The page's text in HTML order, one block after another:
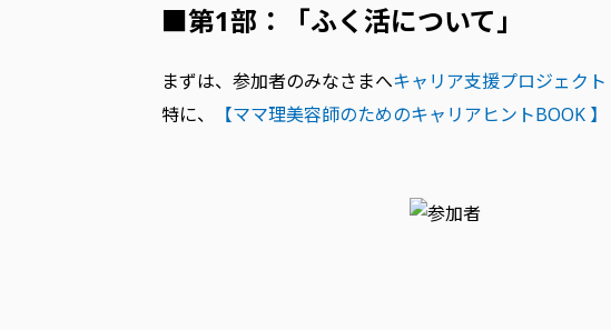
■第1部：「ふく活について」
まずは、参加者のみなさまへキャリア支援プロジェクト
特に、
【ママ理美容師のためのキャリアヒントBOOK 】